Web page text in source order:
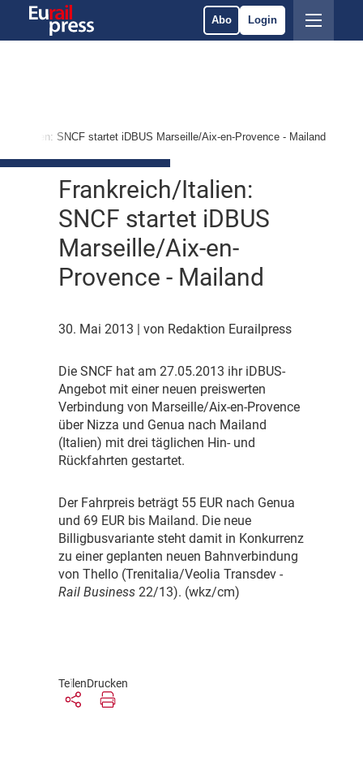
Abo Login
Italien: SNCF startet iDBUS Marseille/Aix-en-Provence - Mailand
Frankreich/Italien:
SNCF startet iDBUS
Marseille/Aix-en-
Provence - Mailand
30. Mai 2013 | von Redaktion Eurailpress
Die SNCF hat am 27.05.2013 ihr iDBUS-
Angebot mit einer neuen preiswerten
Verbindung von Marseille/Aix-en-Provence
über Nizza und Genua nach Mailand
(Italien) mit drei täglichen Hin- und
Rückfahrten gestartet.
Der Fahrpreis beträgt 55 EUR nach Genua
und 69 EUR bis Mailand. Die neue
Billigbusvariante steht damit in Konkurrenz
zu einer geplanten neuen Bahnverbindung
von Thello (Trenitalia/Veolia Transdev -
Rail Business 22/13). (wkz/cm)
TeilenDrucken